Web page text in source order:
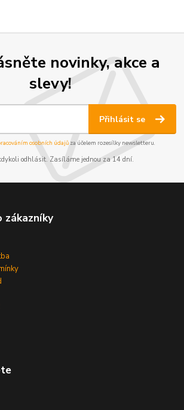
novinky, akce a
slevy!
Přihlásit se
osobních údajůza účelem rozesílky newsletteru.
odhlásit. Zasíláme jednou za 14 dní.
zákazníky